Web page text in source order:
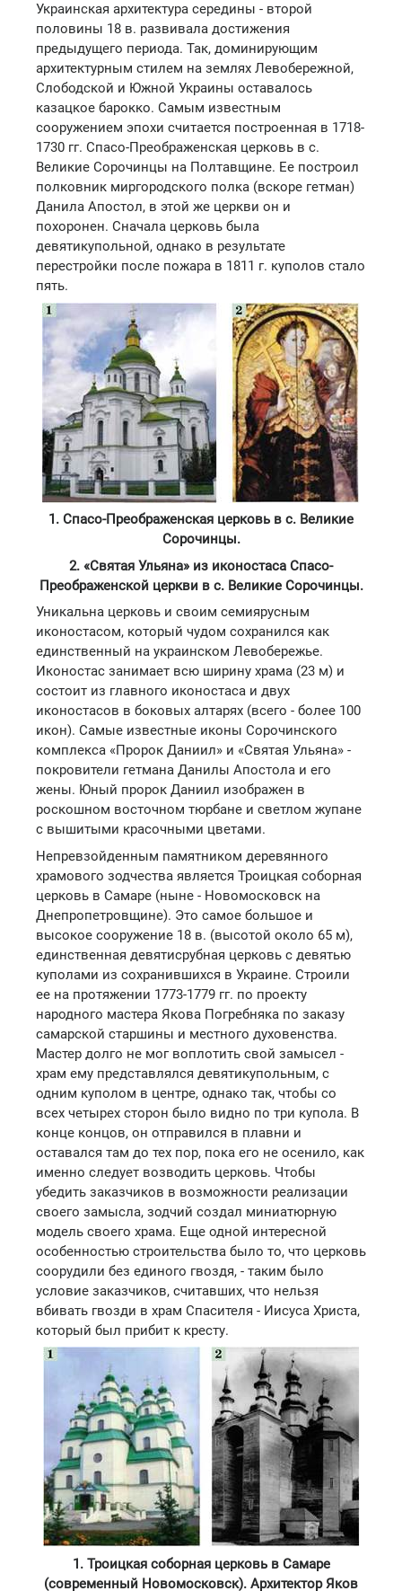
Украинская архитектура середины - второй
половины 18 в. развивала достижения
предыдущего периода. Так, доминирующим
архитектурным стилем на землях Левобережной,
Слободской и Южной Украины оставалось
казацкое барокко. Самым известным
сооружением эпохи считается построенная в 1718-
1730 гг. Спасо-Преображенская церковь в с.
Великие Сорочинцы на Полтавщине. Ее построил
полковник миргородского полка (вскоре гетман)
Данила Апостол, в этой же церкви он и
похоронен. Сначала церковь была
девятикупольной, однако в результате
перестройки после пожара в 1811 г. куполов стало
пять.
1. Спасо-Преображенская церковь в с. Великие
Сорочинцы.
2. «Святая Ульяна» из иконостаса Спасо-
Преображенской церкви в с. Великие Сорочинцы.
Уникальна церковь и своим семиярусным
иконостасом, который чудом сохранился как
единственный на украинском Левобережье.
Иконостас занимает всю ширину храма (23 м) и
состоит из главного иконостаса и двух
иконостасов в боковых алтарях (всего - более 100
икон). Самые известные иконы Сорочинского
комплекса «Пророк Даниил» и «Святая Ульяна» -
покровители гетмана Данилы Апостола и его
жены. Юный пророк Даниил изображен в
роскошном восточном тюрбане и светлом жупане
с вышитыми красочными цветами.
Непревзойденным памятником деревянного
храмового зодчества является Троицкая соборная
церковь в Самаре (ныне - Новомосковск на
Днепропетровщине). Это самое большое и
высокое сооружение 18 в. (высотой около 65 м),
единственная девятисрубная церковь с девятью
куполами из сохранившихся в Украине. Строили
ее на протяжении 1773-1779 гг. по проекту
народного мастера Якова Погребняка по заказу
самарской старшины и местного духовенства.
Мастер долго не мог воплотить свой замысел -
храм ему представлялся девятикупольным, с
одним куполом в центре, однако так, чтобы со
всех четырех сторон было видно по три купола. В
конце концов, он отправился в плавни и
оставался там до тех пор, пока его не осенило, как
именно следует возводить церковь. Чтобы
убедить заказчиков в возможности реализации
своего замысла, зодчий создал миниатюрную
модель своего храма. Еще одной интересной
особенностью строительства было то, что церковь
соорудили без единого гвоздя, - таким было
условие заказчиков, считавших, что нельзя
вбивать гвозди в храм Спасителя - Иисуса Христа,
который был прибит к кресту.
1. Троицкая соборная церковь в Самаре
(современный Новомосковск). Архитектор Яков